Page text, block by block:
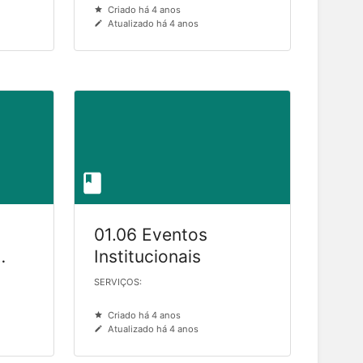
Governança
Criado há 4 anos
Atualizado há 4 anos
01.06 Eventos
Institucionais
SERVIÇOS:
Criado há 4 anos
Atualizado há 4 anos